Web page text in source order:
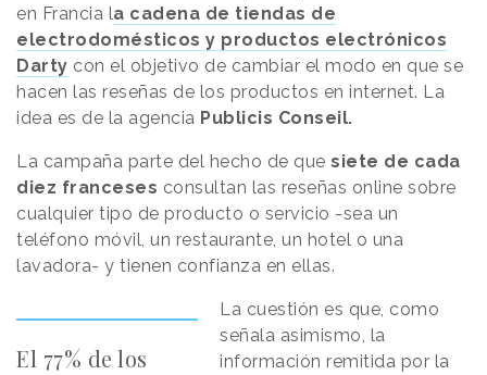
en Francia la cadena de tiendas de
electrodomésticos y productos electrónicos
Darty con el objetivo de cambiar el modo en que se
hacen las reseñas de los productos en internet. La
idea es de la agencia Publicis Conseil.
La campaña parte del hecho de que siete de cada
diez franceses consultan las reseñas online sobre
cualquier tipo de producto o servicio -sea un
teléfono móvil, un restaurante, un hotel o una
lavadora- y tienen confianza en ellas.
El 77% de los
La cuestión es que, como
señala asimismo, la
información remitida por la